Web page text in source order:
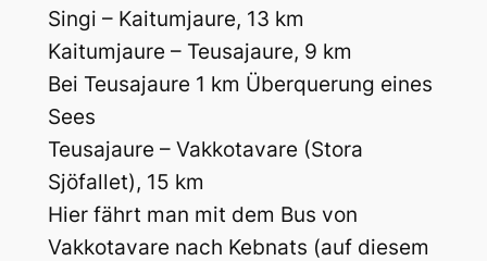
Singi – Kaitumjaure, 13 km
Kaitumjaure – Teusajaure, 9 km
Bei Teusajaure 1 km Überquerung eines
Sees
Teusajaure – Vakkotavare (Stora
Sjöfallet), 15 km
Hier fährt man mit dem Bus von
Vakkotavare nach Kebnats (auf diesem